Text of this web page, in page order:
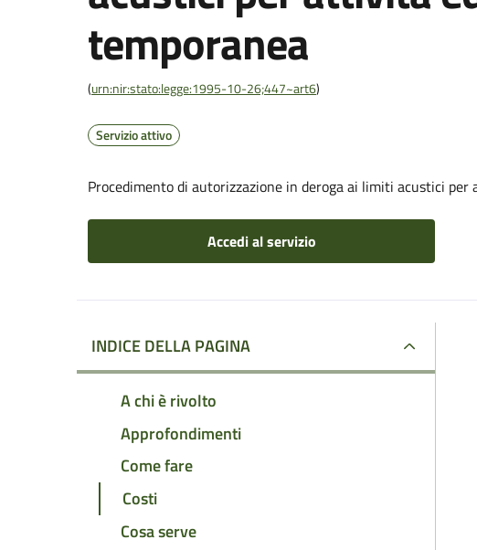
temporanea
(urn:nir:stato:legge:1995-10-26;447~art6)
Servizio attivo
Procedimento di autorizzazione in deroga ai limiti acustici
Accedi al servizio
INDICE DELLA PAGINA
A chi è rivolto
Approfondimenti
Come fare
Costi
Cosa serve